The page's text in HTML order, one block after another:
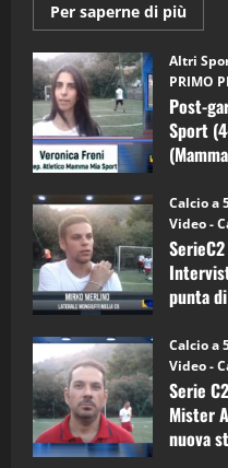
Per saperne di più
Post-
gara
Melia
–
Mia
Sport
6)
–
a
Altri
PRIMO
Post-
Sport
Calcio a
Video -
punta
Calcio a
Video -
Serie
Mister
nuova
4 15/
5 08/
1 08/